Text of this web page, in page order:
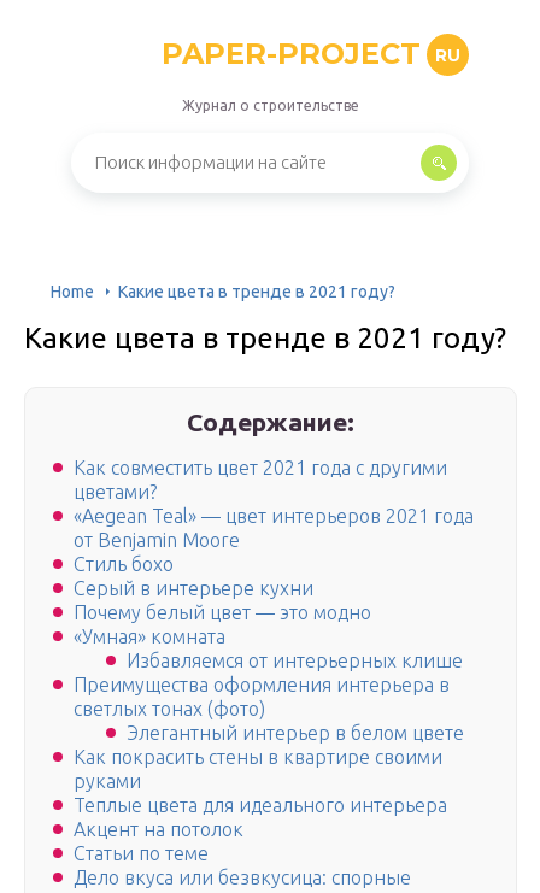
PAPER-PROJECT RU
Журнал о строительстве
Home Какие цвета в тренде в 2021 году?
Какие цвета в тренде в 2021 году?
Содержание:
Как совместить цвет 2021 года с другими
цветами?
«Aegean Teal» — цвет интерьеров 2021 года
от Benjamin Moore
Стиль бохо
Серый в интерьере кухни
Почему белый цвет — это модно
«Умная» комната
Избавляемся от интерьерных клише
Преимущества оформления интерьера в
светлых тонах (фото)
Элегантный интерьер в белом цвете
Как покрасить стены в квартире своими
руками
Теплые цвета для идеального интерьера
Акцент на потолок
Статьи по теме
Дело вкуса или безвкусица: спорные